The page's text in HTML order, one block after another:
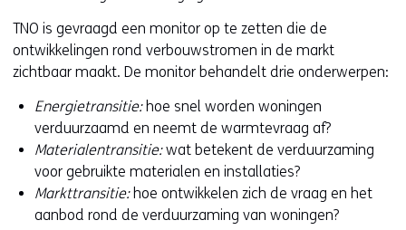
w
v
e
s
t
e
r
)
(
u
w
v
n
s
t
e
r
)
TNO is gevraagd een monitor op te zetten die de
ontwikkelingen rond verbouwstromen in de markt
zichtbaar maakt. De monitor behandelt drie onderwerpen:
Energietransitie:hoe snel worden woningen
verduurzaamd en neemt de warmtevraag af?
Materialentransitie:wat betekent de verduurzaming
voor gebruikte materialen en installaties?
Markttransitie:hoe ontwikkelen zich de vraag en het
aanbod rond de verduurzaming van woningen?